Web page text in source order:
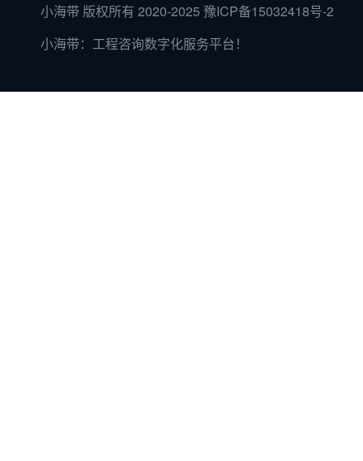
小海带 版权所有 2020-2025 豫ICP备15032418号-2
小海带：工程咨询数字化服务平台！